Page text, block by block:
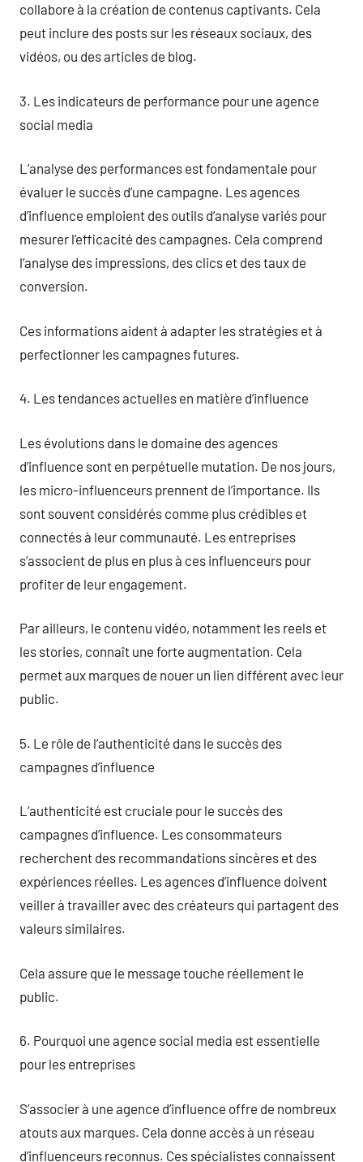
collabore à la création de contenus captivants. Cela
peut inclure des posts sur les réseaux sociaux, des
vidéos, ou des articles de blog.
3. Les indicateurs de performance pour une agence
social media
L’analyse des performances est fondamentale pour
évaluer le succès d’une campagne. Les agences
d’influence emploient des outils d’analyse variés pour
mesurer l’efficacité des campagnes. Cela comprend
l’analyse des impressions, des clics et des taux de
conversion.
Ces informations aident à adapter les stratégies et à
perfectionner les campagnes futures.
4. Les tendances actuelles en matière d’influence
Les évolutions dans le domaine des agences
d’influence sont en perpétuelle mutation. De nos jours,
les micro-influenceurs prennent de l’importance. Ils
sont souvent considérés comme plus crédibles et
connectés à leur communauté. Les entreprises
s’associent de plus en plus à ces influenceurs pour
profiter de leur engagement.
Par ailleurs, le contenu vidéo, notamment les reels et
les stories, connaît une forte augmentation. Cela
permet aux marques de nouer un lien différent avec leur
public.
5. Le rôle de l’authenticité dans le succès des
campagnes d’influence
L’authenticité est cruciale pour le succès des
campagnes d’influence. Les consommateurs
recherchent des recommandations sincères et des
expériences réelles. Les agences d’influence doivent
veiller à travailler avec des créateurs qui partagent des
valeurs similaires.
Cela assure que le message touche réellement le
public.
6. Pourquoi une agence social media est essentielle
pour les entreprises
S’associer à une agence d’influence offre de nombreux
atouts aux marques. Cela donne accès à un réseau
d’influenceurs reconnus. Ces spécialistes connaissent